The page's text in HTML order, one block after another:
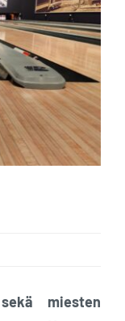
miesten